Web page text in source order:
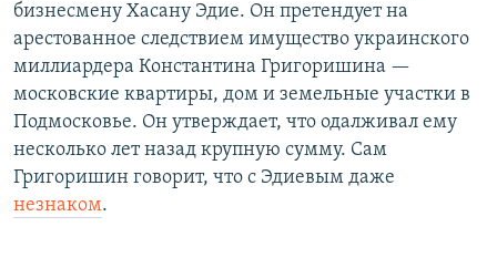
бизнесмену Хасану Эдие. Он претендует на
арестованное следствием имущество украинского
миллиардера Константина Григоришина —
московские квартиры, дом и земельные участки в
Подмосковье. Он утверждает, что одалживал ему
несколько лет назад крупную сумму. Сам
Григоришин говорит, что с Эдиевым даже
незнаком.